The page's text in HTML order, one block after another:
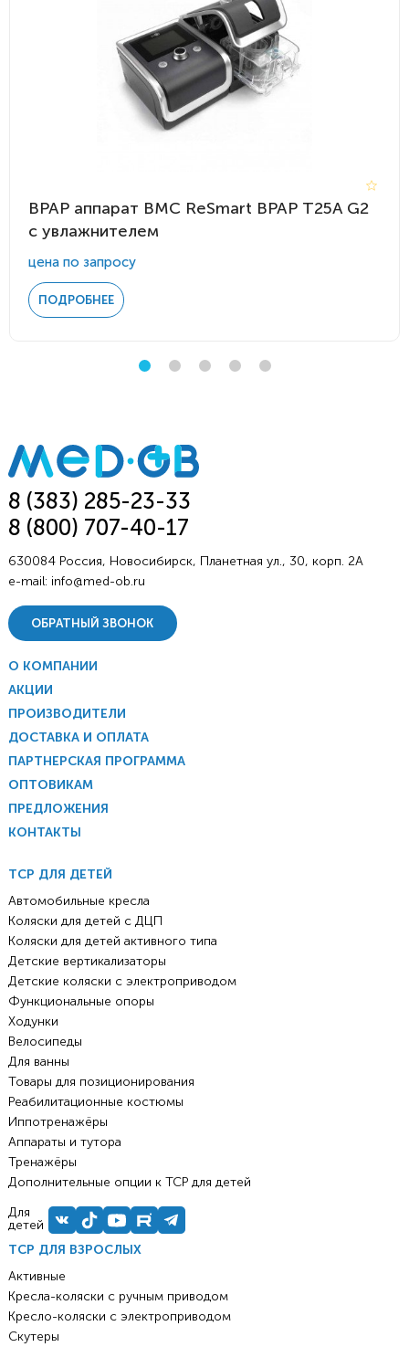
BPAP аппарат BMC ReSmart BPAP Т25A G2
с увлажнителем
цена по запросу
ПОДРОБНЕЕ
8 (383) 285-23-33
8 (800) 707-40-17
630084 Россия, Новосибирск, Планетная ул., 30, корп. 2А
e-mail: info@med-ob.ru
ОБРАТНЫЙ ЗВОНОК
О КОМПАНИИ
АКЦИИ
ПРОИЗВОДИТЕЛИ
ДОСТАВКА И ОПЛАТА
ПАРТНЕРСКАЯ ПРОГРАММА
ОПТОВИКАМ
ПРЕДЛОЖЕНИЯ
КОНТАКТЫ
ТСР ДЛЯ ВЗРОСЛЫХ
Активные
Кресла-коляски с ручным приводом
Кресло-коляски с электроприводом
Скутеры
ТСР ДЛЯ ДЕТЕЙ
Автомобильные кресла
Коляски для детей с ДЦП
Коляски для детей активного типа
Детские вертикализаторы
Детские коляски с электроприводом
Функциональные опоры
Ходунки
Велосипеды
Для ванны
Товары для позиционирования
Реабилитационные костюмы
Иппотренажёры
Аппараты и тутора
Тренажёры
Дополнительные опции к ТСР для детей
Для
детей